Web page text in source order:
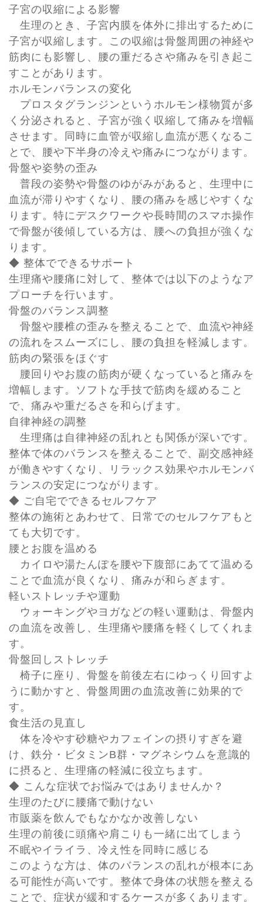
子宮の収縮による影響
生理のとき、子宮内膜を体外に排出するために
子宮が収縮します。この収縮は骨盤周囲の神経や
筋肉にも影響し、腰の重だるさや痛みを引き起こ
すことがあります。
ホルモンバランスの変化
プロスタグランジンというホルモン様物質が多
く分泌されると、子宮が強く収縮して痛みを増幅
させます。同時に血管が収縮し血流が悪くなるこ
とで、腰や下半身の冷えや痛みにつながります。
骨盤や姿勢の歪み
普段の姿勢や骨盤のゆがみがあると、生理中に
血流が滞りやすくなり、腰の痛みを感じやすくな
ります。特にデスクワークや長時間のスマホ操作
で骨盤が後傾している方は、腰への負担が強くな
ります。
◆ 整体でできるサポート
生理痛や腰痛に対して、整体では以下のようなア
プローチを行います。
骨盤のバランス調整
骨盤や腰椎の歪みを整えることで、血流や神経
の流れをスムーズにし、腰の負担を軽減します。
筋肉の緊張をほぐす
腰回りやお腹の筋肉が硬くなっていると痛みを
増幅します。ソフトな手技で筋肉を緩めること
で、痛みや重だるさを和らげます。
自律神経の調整
生理痛は自律神経の乱れとも関係が深いです。
整体で体のバランスを整えることで、副交感神経
が働きやすくなり、リラックス効果やホルモンバ
ランスの安定につながります。
◆ ご自宅でできるセルフケア
整体の施術とあわせて、日常でのセルフケアもと
ても大切です。
腰とお腹を温める
カイロや湯たんぽを腰や下腹部にあてて温める
ことで血流が良くなり、痛みが和らぎます。
軽いストレッチや運動
ウォーキングやヨガなどの軽い運動は、骨盤内
の血流を改善し、生理痛や腰痛を軽くしてくれま
す。
骨盤回しストレッチ
椅子に座り、骨盤を前後左右にゆっくり回すよ
うに動かすと、骨盤周囲の血流改善に効果的で
す。
食生活の見直し
体を冷やす砂糖やカフェインの摂りすぎを避
け、鉄分・ビタミンB群・マグネシウムを意識的
に摂ると、生理痛の軽減に役立ちます。
◆ こんな症状でお悩みではありませんか？
生理のたびに腰痛で動けない
市販薬を飲んでもなかなか改善しない
生理の前後に頭痛や肩こりも一緒に出てしまう
不眠やイライラ、冷え性を同時に感じる
このような方は、体のバランスの乱れが根本にあ
る可能性が高いです。整体で身体の状態を整える
ことで、症状が緩和するケースが多くあります。